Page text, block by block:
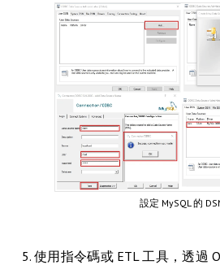
設定 MySQL 的
5. 使用指令碼或 ETL 工具，透過